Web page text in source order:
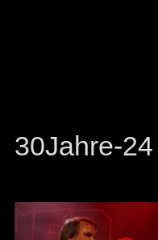
30Jahre-24